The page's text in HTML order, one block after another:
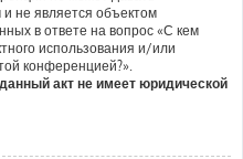
не является объектом
в ответе на вопрос «С кем
использования и/или
конференцией?».
акт не имеет юридической